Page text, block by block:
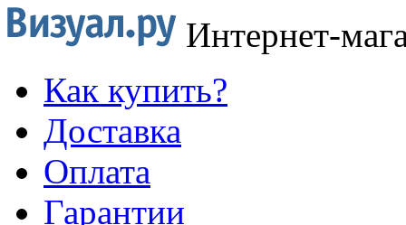
Интернет-
Как купить?
Доставка
Оплата
Гарантии